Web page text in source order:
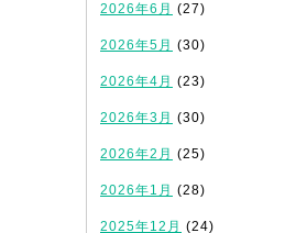
2026年6月 (27)
2026年5月 (30)
2026年4月 (23)
2026年3月 (30)
2026年2月 (25)
2026年1月 (28)
2025年12月 (24)